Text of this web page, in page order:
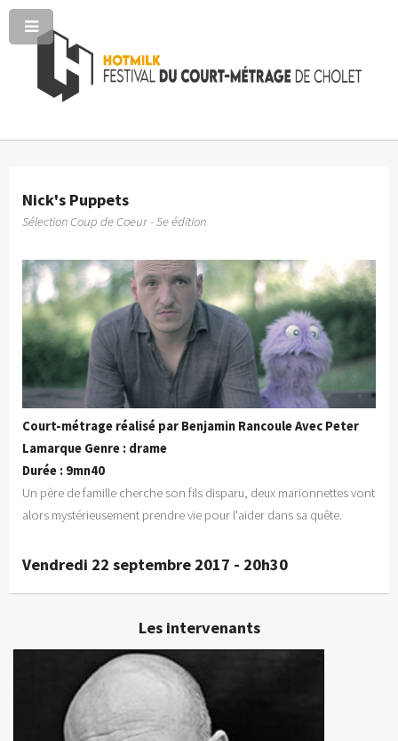
Nick's Puppets
Sélection Coup de Coeur - 5e édition
Court-métrage réalisé par Benjamin Rancoule Avec Peter
Lamarque Genre : drame
Durée : 9mn40
Un père de famille cherche son fils disparu, deux marionnettes vont
alors mystérieusement prendre vie pour l'aider dans sa quête.
Vendredi 22 septembre 2017 - 20h30
Les intervenants
Peter Lamarque
Comédien, producteur